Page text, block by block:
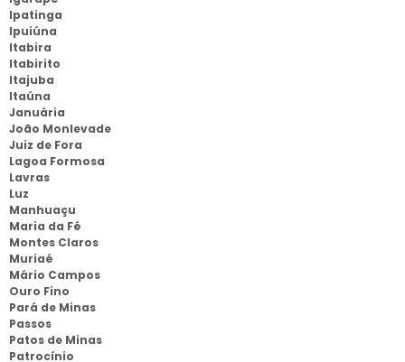
Ipatinga
Ipuiúna
Itabira
Itabirito
Itajuba
Itaúna
Januária
João Monlevade
Juiz de Fora
Lagoa Formosa
Lavras
Luz
Manhuaçu
Maria da Fé
Montes Claros
Muriaé
Mário Campos
Ouro Fino
Pará de Minas
Passos
Patos de Minas
Patrocínio